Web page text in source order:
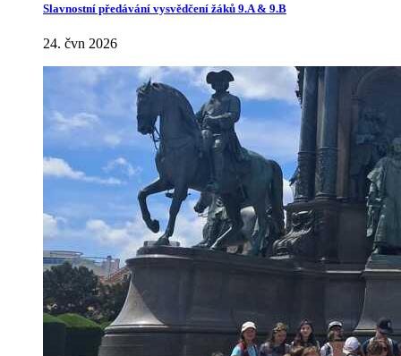
Slavnostní předávání vysvědčení žáků 9.A & 9.B
24. čvn 2026